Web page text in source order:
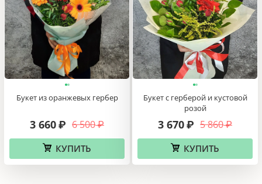
Букет из оранжевых гербер
6 500 ₽
3 660₽
КУПИТЬ
Букет с герберой и кустовой
розой
5 860 ₽
3 670₽
КУПИТЬ